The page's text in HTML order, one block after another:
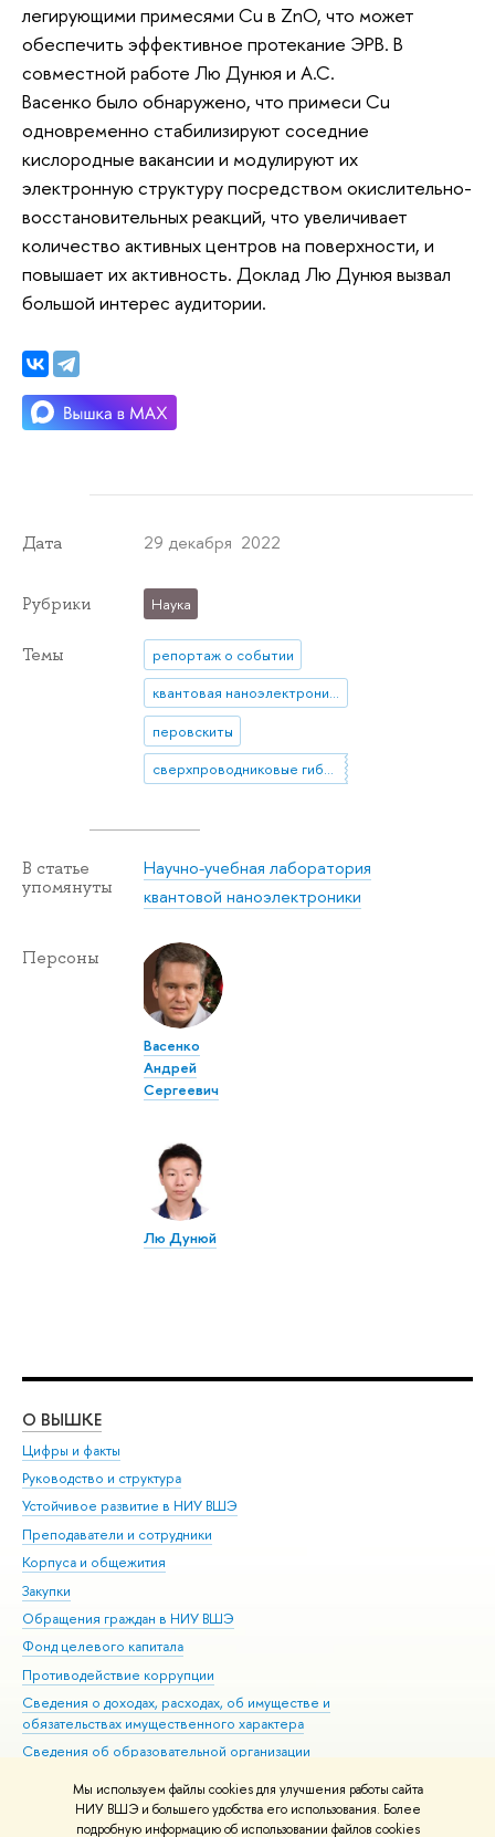
Мы используем файлы cookies для улучшения работы сайта
НИУ ВШЭ и большего удобства его использования. Более
подробную информацию об использовании файлов cookies
легирующими примесями Cu в ZnO, что может
обеспечить эффективное протекание ЭРВ. В
совместной работе Лю Дунюя и А.С.
Васенко было обнаружено, что примеси Cu
одновременно стабилизируют соседние
кислородные вакансии и модулируют их
электронную структуру посредством окислительно-
восстановительных реакций, что увеличивает
количество активных центров на поверхности, и
повышает их активность. Доклад Лю Дунюя вызвал
большой интерес аудитории.
Дата 29 декабря 2022
Рубрики Наука
Темы
репортаж о событии
квантовая наноэлектроника
перовскиты
сверхпроводниковые гибридные структуры
В статье
упомянуты
Научно-учебная лаборатория
квантовой наноэлектроники
Персоны
Васенко
Андрей
Сергеевич
Лю Дунюй
О ВЫШКЕ
Цифры и факты
Руководство и структура
Устойчивое развитие в НИУ ВШЭ
Преподаватели и сотрудники
Корпуса и общежития
Закупки
Обращения граждан в НИУ ВШЭ
Фонд целевого капитала
Противодействие коррупции
Сведения о доходах, расходах, об имуществе и
обязательствах имущественного характера
Сведения об образовательной организации
Людям с ограниченными возможностями здоровья
Единая платежная страница